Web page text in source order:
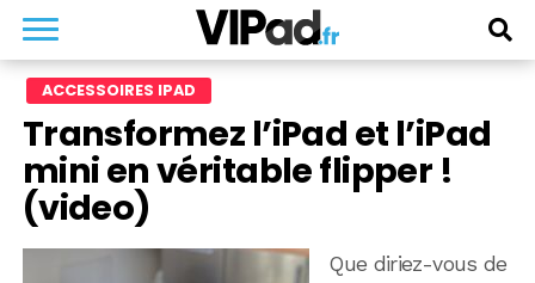
ACCESSOIRES IPAD
Transformez l’iPad et l’iPad
mini en véritable flipper !
(video)
Que diriez-vous de